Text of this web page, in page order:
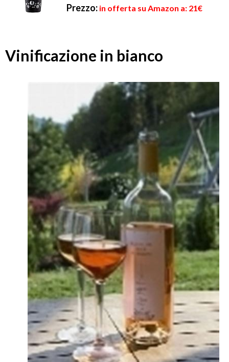
Prezzo: in offerta su Amazon a: 21€
Vinificazione in bianco